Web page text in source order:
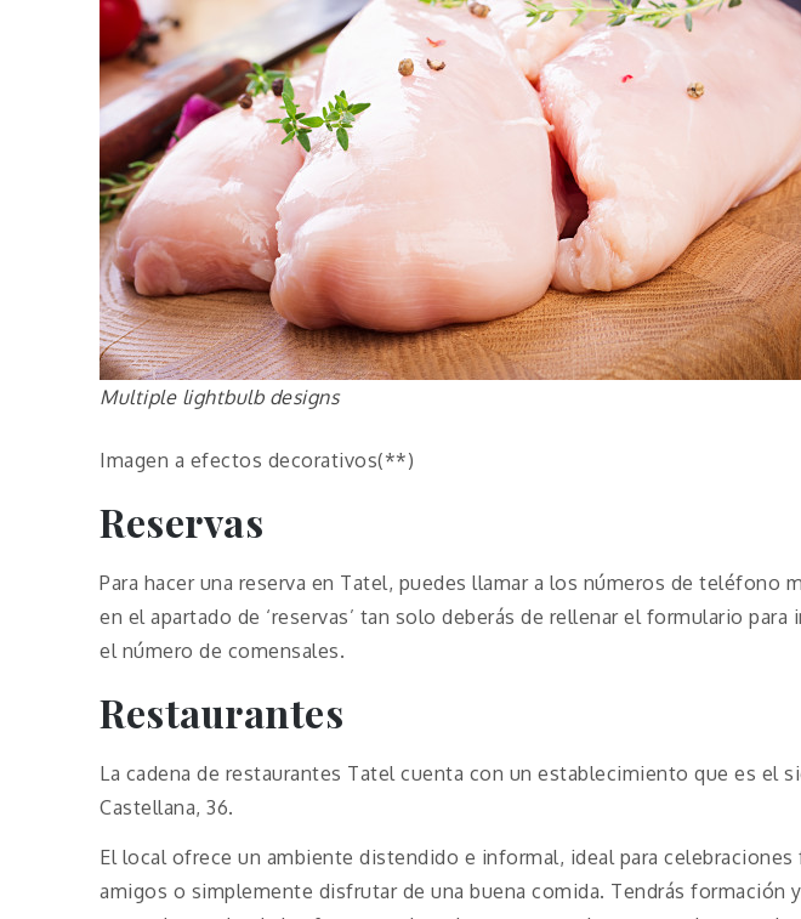
Multiple lightbulb designs
Imagen a efectos decorativos(**)
Reservas
Para hacer una reserva en Tatel, puedes llamar a los números de teléfono
en el apartado de ‘reservas’ tan solo deberás de rellenar el formulario para
el número de comensales.
Restaurantes
La cadena de restaurantes Tatel cuenta con un establecimiento que es el
Castellana, 36.
El local ofrece un ambiente distendido e informal, ideal para
amigos o simplemente disfrutar de una buena comida. Tendrás formación